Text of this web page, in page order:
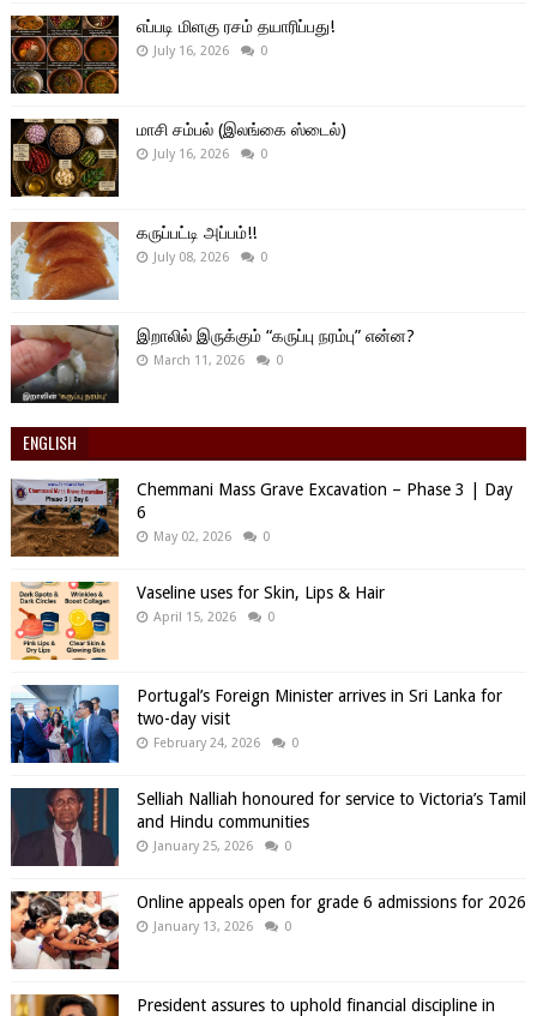
எப்படி மிளகு ரசம் தயாரிப்பது!
July 16, 2026 0
மாசி சம்பல் (இலங்கை ஸ்டைல்)
July 16, 2026 0
கருப்பட்டி அப்பம்!!
July 08, 2026 0
இறாலில் இருக்கும் “கருப்பு நரம்பு” என்ன?
March 11, 2026 0
ENGLISH
Chemmani Mass Grave Excavation – Phase 3 | Day
6
May 02, 2026 0
Vaseline uses for Skin, Lips & Hair
April 15, 2026 0
Portugal’s Foreign Minister arrives in Sri Lanka for
two-day visit
February 24, 2026 0
Selliah Nalliah honoured for service to Victoria’s Tamil
and Hindu communities
January 25, 2026 0
Online appeals open for grade 6 admissions for 2026
January 13, 2026 0
President assures to uphold financial discipline in